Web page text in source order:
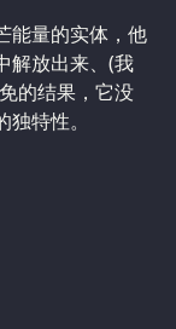
能量的实体，他
解放出来、(我
的结果，它没
特性。